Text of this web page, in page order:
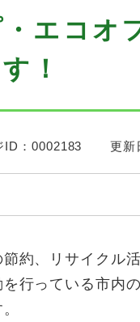
エコオ
！
ID：0002183 更新
約、リサイクル
行っている市内